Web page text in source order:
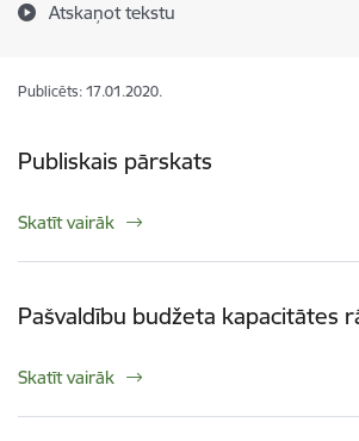
Atskaņot tekstu
Publicēts: 17.01.2020.
Publiskais pārskats
Skatīt vairāk
Pašvaldību budžeta kapacitātes
Skatīt vairāk